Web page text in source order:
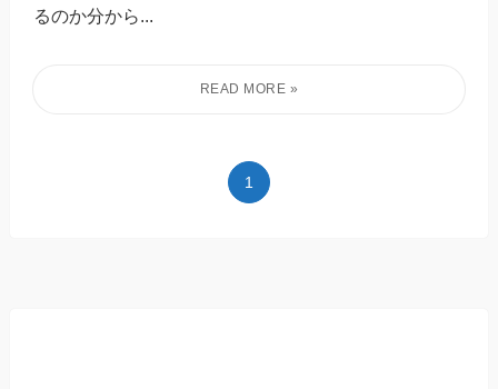
るのか分から...
1